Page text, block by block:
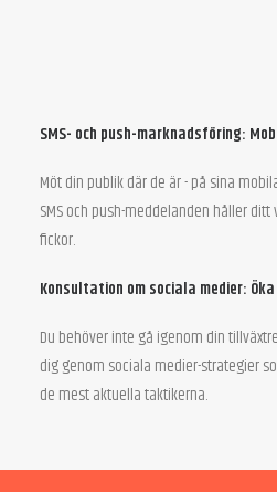
SMS- och push-marknadsföring:
Möt din publik där de är - på sina
SMS och push-meddelanden håller
fickor.
Konsultation om sociala medier:
Du behöver inte gå igenom din
dig genom sociala medier-strategier
de mest aktuella taktikerna.